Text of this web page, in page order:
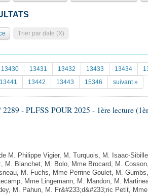
chiffres clés
référence
de l'Assemblée ... )
publics
droit
Trier par date (X)
13430 13431 13432 13433 13434
13441 13442 13443 15346 suivant »
2289 - PLFSS POUR 2025 - 1ère lecture
M. Philippe Vigier, M. Turquois, M. Isaac-
M. Blanchet, M. Bolo, Mme Brocard, M.
M. Fuchs, Mme Perrine Goulet, M.
Mme Lingemann, M. Mandon, M.
M. Pahun, M. Fr&#233;d&#233;ric Petit,